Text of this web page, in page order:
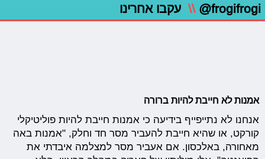
@frogifrogi
\\ עקבו אחרינו
אמנות לא חייבת להיות ברורה
אנחנו לא נתייפייף בידיעה כי אמנות חייבת להיות פוליטיקלי
קורקט, או שהיא חייבת להעביר מסר חד וחלק, "אמנות באה
מאחורה, באלכסון. אם אעביר מסר למצלמה איבדתי את